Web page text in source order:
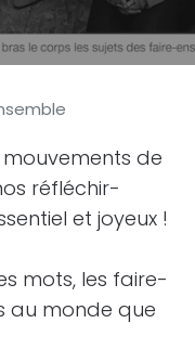
de
réfléchir-
et joyeux !
mots, les faire-
au monde que